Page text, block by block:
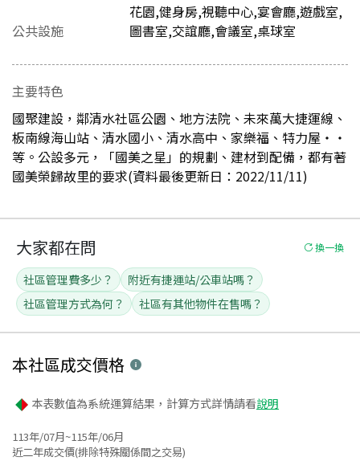
公共設施
花園,健身房,視聽中心,宴會廳,遊戲室,
圖書室,交誼廳,會議室,桌球室
主要特色
國聚建設，鄰清水社區公園、地方法院、未來萬大捷運線、
板南線海山站、清水國小、清水高中、家樂福、特力屋‧‧
等。公設多元，「國美之星」的規劃、建材到配備，都有著
國美榮歸故里的要求(資料最後更新日：2022/11/11)
大家都在問 換一換
社區管理費多少？
附近有捷運站/公車站嗎？
社區管理方式為何？
社區有其他物件在售嗎？
本社區成交價格
本表數值為系統運算結果，計算方式詳情請看說明
113年/07月~115年/06月
近二年成交價(排除特殊關係間之交易)